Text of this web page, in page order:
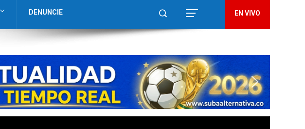
DENUNCIE EN VIVO